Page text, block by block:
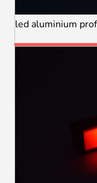
led aluminium